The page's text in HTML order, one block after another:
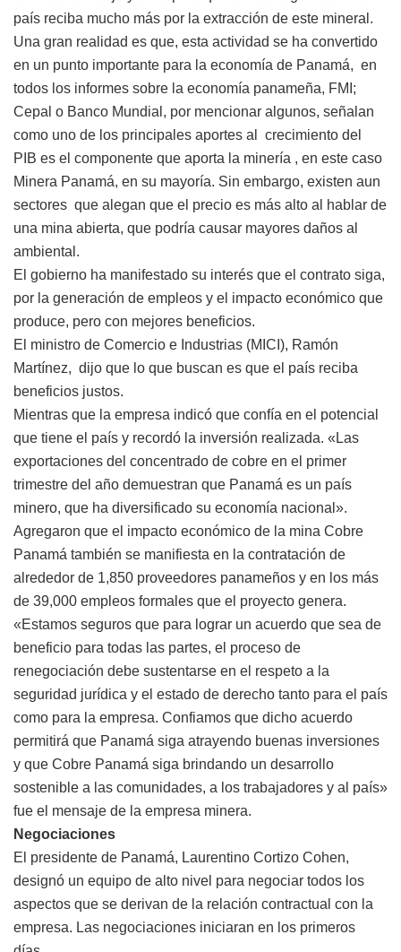
país reciba mucho más por la extracción de este mineral.
Una gran realidad es que, esta actividad se ha convertido
en un punto importante para la economía de Panamá, en
todos los informes sobre la economía panameña, FMI;
Cepal o Banco Mundial, por mencionar algunos, señalan
como uno de los principales aportes al crecimiento del
PIB es el componente que aporta la minería , en este caso
Minera Panamá, en su mayoría. Sin embargo, existen aun
sectores que alegan que el precio es más alto al hablar de
una mina abierta, que podría causar mayores daños al
ambiental.
El gobierno ha manifestado su interés que el contrato siga,
por la generación de empleos y el impacto económico que
produce, pero con mejores beneficios.
El ministro de Comercio e Industrias (MICI), Ramón
Martínez, dijo que lo que buscan es que el país reciba
beneficios justos.
Mientras que la empresa indicó que confía en el potencial
que tiene el país y recordó la inversión realizada. «Las
exportaciones del concentrado de cobre en el primer
trimestre del año demuestran que Panamá es un país
minero, que ha diversificado su economía nacional».
Agregaron que el impacto económico de la mina Cobre
Panamá también se manifiesta en la contratación de
alrededor de 1,850 proveedores panameños y en los más
de 39,000 empleos formales que el proyecto genera.
«Estamos seguros que para lograr un acuerdo que sea de
beneficio para todas las partes, el proceso de
renegociación debe sustentarse en el respeto a la
seguridad jurídica y el estado de derecho tanto para el país
como para la empresa. Confiamos que dicho acuerdo
permitirá que Panamá siga atrayendo buenas inversiones
y que Cobre Panamá siga brindando un desarrollo
sostenible a las comunidades, a los trabajadores y al país»
fue el mensaje de la empresa minera.
Negociaciones
El presidente de Panamá, Laurentino Cortizo Cohen,
designó un equipo de alto nivel para negociar todos los
aspectos que se derivan de la relación contractual con la
empresa. Las negociaciones iniciaran en los primeros